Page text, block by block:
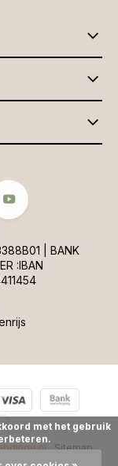
| BANK
:IBAN
Sitemap
met het gebruik